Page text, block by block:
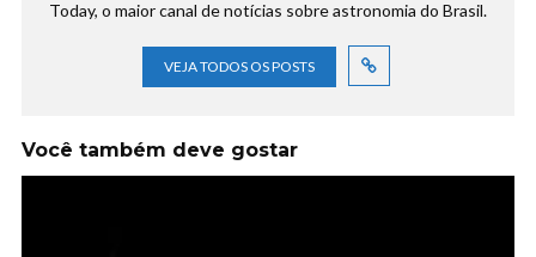
Today, o maior canal de notícias sobre astronomia do Brasil.
VEJA TODOS OS POSTS
Você também deve gostar